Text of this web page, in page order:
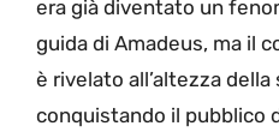
era già diventato un
guida di Amadeus, ma il
è rivelato all’altezza
conquistando il pubblico